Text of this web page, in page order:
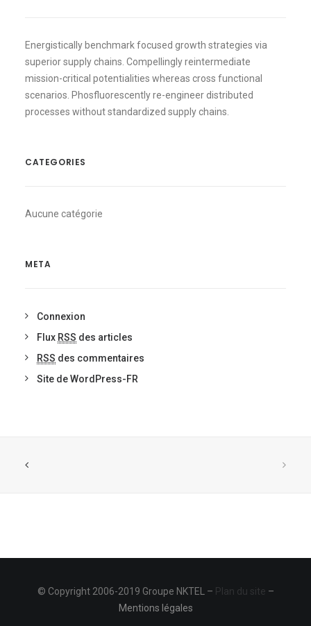
Energistically benchmark focused growth strategies via
superior supply chains. Compellingly reintermediate
mission-critical potentialities whereas cross functional
scenarios. Phosfluorescently re-engineer distributed
processes without standardized supply chains.
CATEGORIES
Aucune catégorie
META
Connexion
Flux RSS des articles
RSS des commentaires
Site de WordPress-FR
© Copyright 2006-2019 Groupe NKTEL – Plan du site –
Mentions légales